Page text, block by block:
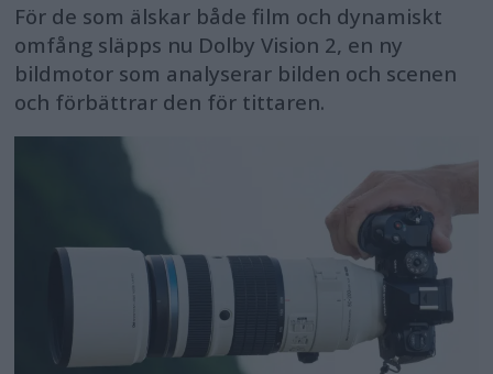
För de som älskar både film och dynamiskt
omfång släpps nu Dolby Vision 2, en ny
bildmotor som analyserar bilden och scenen
och förbättrar den för tittaren.